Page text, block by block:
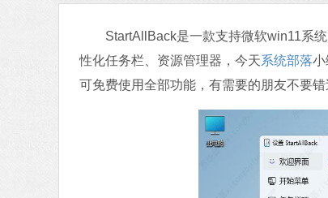
StartAllBack是一款支持微软win11系统
性化任务栏、资源管理器，今天系统部落小
可免费使用全部功能，有需要的朋友不要错